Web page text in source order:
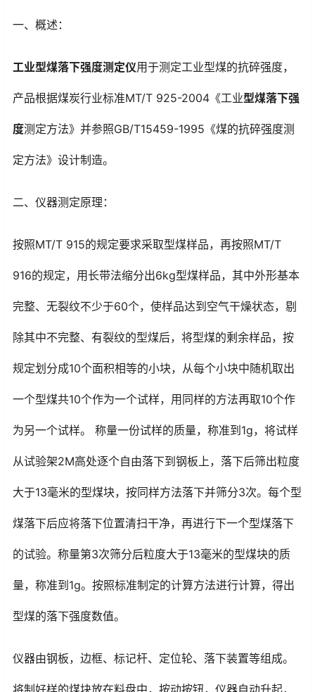
一、概述：
工业型煤落下强度测定仪用于测定工业型煤的抗碎强度，
产品根据煤炭行业标准MT/T 925-2004《工业型煤落下强
度测定方法》并参照GB/T15459-1995《煤的抗碎强度测
定方法》设计制造。
二、仪器测定原理：
按照MT/T 915的规定要求采取型煤样品，再按照MT/T
916的规定，用长带法缩分出6kg型煤样品，其中外形基本
完整、无裂纹不少于60个，使样品达到空气干燥状态，剔
除其中不完整、有裂纹的型煤后，将型煤的剩余样品，按
规定划分成10个面积相等的小块，从每个小块中随机取出
一个型煤共10个作为一个试样，用同样的方法再取10个作
为另一个试样。 称量一份试样的质量，称准到1g，将试样
从试验架2M高处逐个自由落下到钢板上，落下后筛出粒度
大于13毫米的型煤块，按同样方法落下并筛分3次。每个型
煤落下后应将落下位置清扫干净，再进行下一个型煤落下
的试验。称量第3次筛分后粒度大于13毫米的型煤块的质
量，称准到1g。按照标准制定的计算方法进行计算，得出
型煤的落下强度数值。
仪器由钢板，边框、标记杆、定位轮、落下装置等组成。